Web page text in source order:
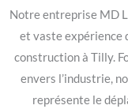
Notre entreprise MD
et vaste expérience
construction à Tilly.
envers l’industrie,
représente le